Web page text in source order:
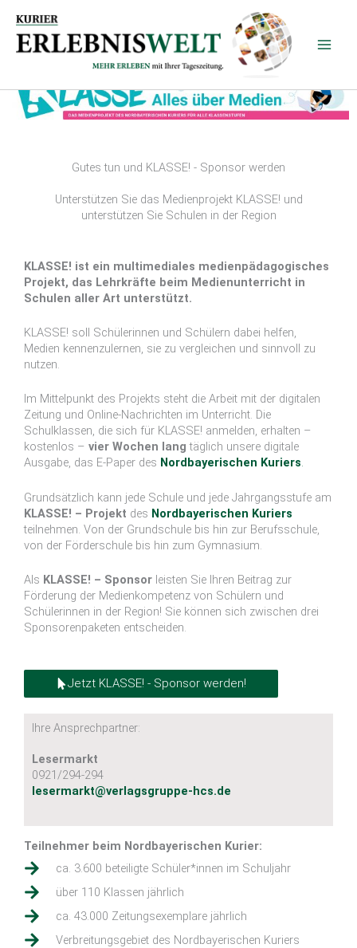
Inhalt
springen
Gutes tun und KLASSE! - Sponsor werden
Unterstützen Sie das Medienprojekt KLASSE! und
unterstützen Sie Schulen in der Region
KLASSE! ist ein multimediales medienpädagogisches
Projekt, das Lehrkräfte beim Medienunterricht in
Schulen aller Art unterstützt.
KLASSE! soll Schülerinnen und Schülern dabei helfen,
Medien kennenzulernen, sie zu vergleichen und sinnvoll zu
nutzen.
Im Mittelpunkt des Projekts steht die Arbeit mit der digitalen
Zeitung und Online-Nachrichten im Unterricht. Die
Schulklassen, die sich für KLASSE! anmelden, erhalten –
kostenlos – vier Wochen lang täglich unsere digitale
Ausgabe, das E-Paper des Nordbayerischen Kuriers.
Grundsätzlich kann jede Schule und jede Jahrgangsstufe am
KLASSE! – Projekt des Nordbayerischen Kuriers
teilnehmen. Von der Grundschule bis hin zur Berufsschule,
von der Förderschule bis hin zum Gymnasium.
Als KLASSE! – Sponsor leisten Sie Ihren Beitrag zur
Förderung der Medienkompetenz von Schülern und
Schülerinnen in der Region! Sie können sich zwischen drei
Sponsorenpaketen entscheiden.
Jetzt KLASSE! - Sponsor werden!
Ihre Ansprechpartner:
Lesermarkt
0921/294-294
lesermarkt@verlagsgruppe-hcs.de
Teilnehmer beim Nordbayerischen Kurier:
ca. 3.600 beteiligte Schüler*innen im Schuljahr
über 110 Klassen jährlich
ca. 43.000 Zeitungsexemplare jährlich
Verbreitungsgebiet des Nordbayerischen Kuriers